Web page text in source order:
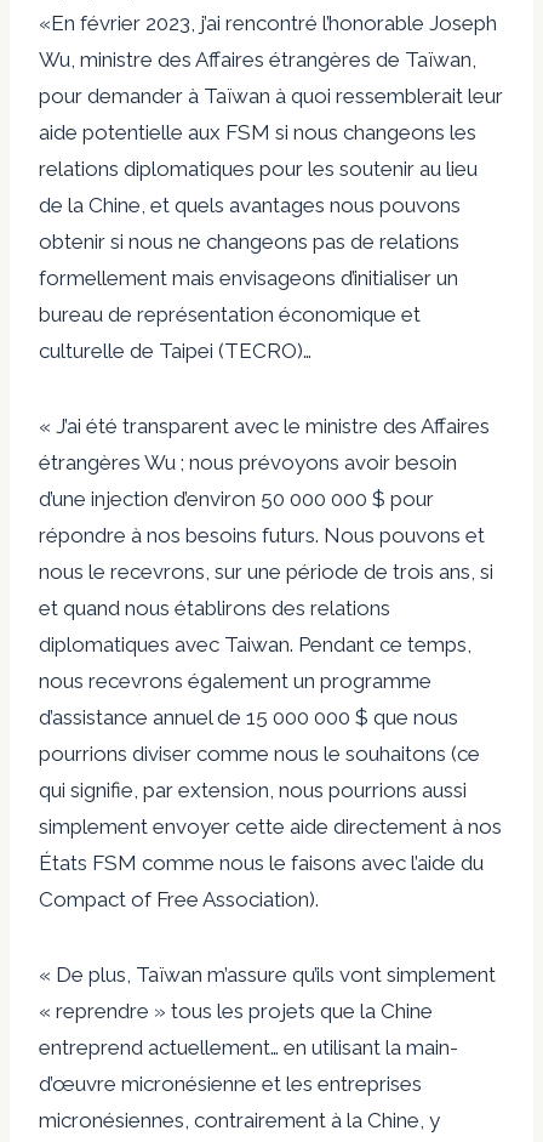
«En février 2023, j’ai rencontré l’honorable Joseph
Wu, ministre des Affaires étrangères de Taïwan,
pour demander à Taïwan à quoi ressemblerait leur
aide potentielle aux FSM si nous changeons les
relations diplomatiques pour les soutenir au lieu
de la Chine, et quels avantages nous pouvons
obtenir si nous ne changeons pas de relations
formellement mais envisageons d’initialiser un
bureau de représentation économique et
culturelle de Taipei (TECRO)…
« J’ai été transparent avec le ministre des Affaires
étrangères Wu ; nous prévoyons avoir besoin
d’une injection d’environ 50 000 000 $ pour
répondre à nos besoins futurs. Nous pouvons et
nous le recevrons, sur une période de trois ans, si
et quand nous établirons des relations
diplomatiques avec Taiwan. Pendant ce temps,
nous recevrons également un programme
d’assistance annuel de 15 000 000 $ que nous
pourrions diviser comme nous le souhaitons (ce
qui signifie, par extension, nous pourrions aussi
simplement envoyer cette aide directement à nos
États FSM comme nous le faisons avec l’aide du
Compact of Free Association).
« De plus, Taïwan m’assure qu’ils vont simplement
« reprendre » tous les projets que la Chine
entreprend actuellement… en utilisant la main-
d’œuvre micronésienne et les entreprises
micronésiennes, contrairement à la Chine, y